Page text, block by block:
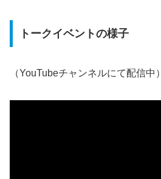
トークイベントの様子
（YouTubeチャンネルにて配信中）